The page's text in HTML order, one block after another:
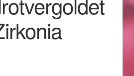
zu Fasching & Co.